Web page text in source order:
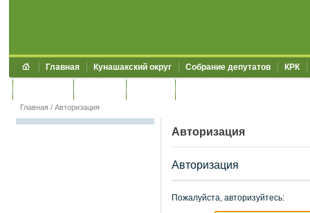
Главная Кунашакский округ Собрание депутатов КРК
Главная / Авторизация
Авторизация
Авторизация
Пожалуйста, авторизуйтесь: